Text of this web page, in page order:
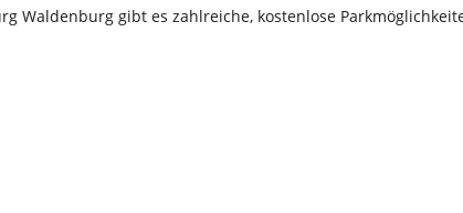
Waldenburg gibt es zahlreiche, kostenlose